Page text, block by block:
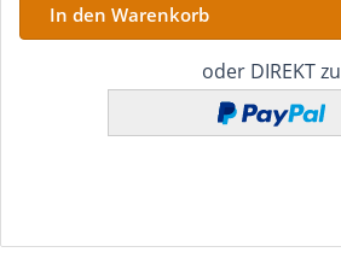
oder DIREKT zu